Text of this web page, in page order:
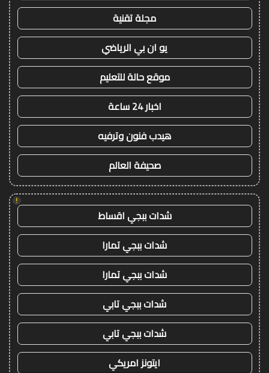
مجلة تقنية
يو ان بي الرياضي
موقع حالة للتعليم
اخبار 24 ساعة
هيدب فنون وترفيه
صحيفة العالم
!
شدات ببجي اقساط
شدات ببجي تمارا
شدات ببجي تمارا
شدات ببجي تابي
شدات ببجي تابي
ايتونز امريكي